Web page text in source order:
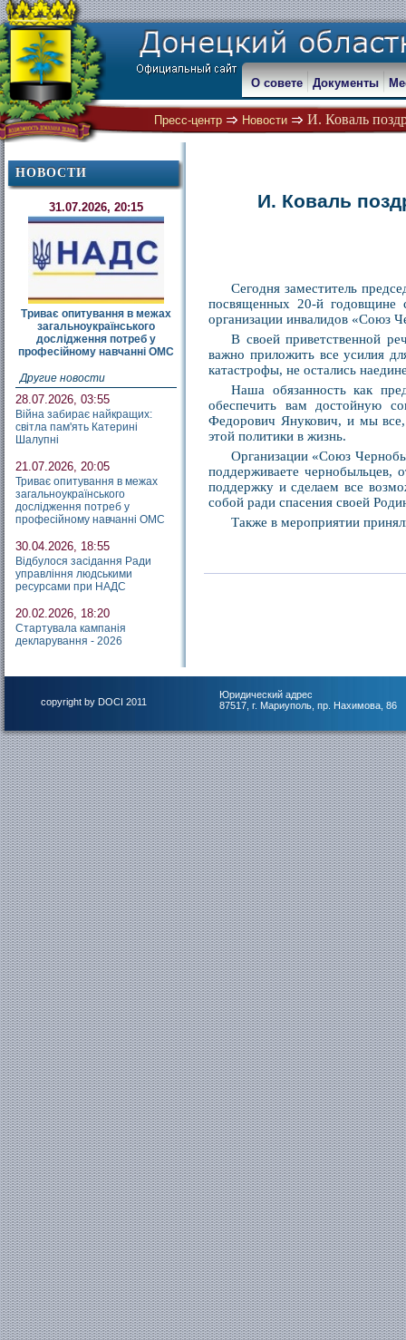
Пресс-центр Новости И. Коваль
О совете Документы
НОВОСТИ
31.07.2026, 20:15
Триває опитування в межах
загальноукраїнського
дослідження потреб у
професійному навчанні ОМС
Другие новости
28.07.2026, 03:55
Війна забирає найкращих:
світла пам'ять Катерині
Шалупні
21.07.2026, 20:05
Триває опитування в межах
загальноукраїнського
дослідження потреб у
професійному навчанні ОМС
30.04.2026, 18:55
Відбулося засідання Ради
управління людськими
ресурсами при НАДС
20.02.2026, 18:20
Стартувала кампанія
декларування - 2026
И. Коваль
Сегодня заместитель
посвященных 20-й годовщине
организации инвалидов «Союз
В своей приветственной
важно приложить все усилия
катастрофы, не остались
Наша обязанность как
обеспечить вам достойную
Федорович Янукович, и мы
этой политики в жизнь.
Организации «Союз
поддерживаете
поддержку и сделаем все
собой ради спасения своей
Также в мероприятии
copyright by DOCI 2011
Юридический адрес
87517, г. Мариуполь, пр. Нахимова, 86